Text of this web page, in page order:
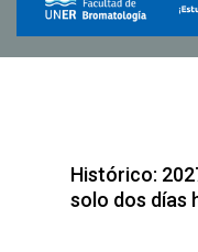
Histórico:
solo dos días